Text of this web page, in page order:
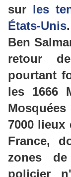
sur les
États-Unis.
Ben
retour
pourtant
les 1666
7000 lieux
France,
zones
policier